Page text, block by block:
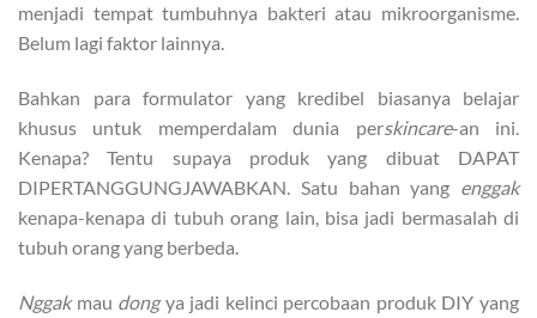
menjadi tempat tumbuhnya bakteri atau mikroorganisme.
Belum lagi faktor lainnya.
Bahkan para formulator yang kredibel biasanya belajar
khusus untuk memperdalam dunia perskincare-an ini.
Kenapa? Tentu supaya produk yang dibuat DAPAT
DIPERTANGGUNGJAWABKAN. Satu bahan yang enggak
kenapa-kenapa di tubuh orang lain, bisa jadi bermasalah di
tubuh orang yang berbeda.
Nggakmau dongya jadi kelinci percobaan produk DIY yang